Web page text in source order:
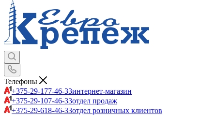
Телефоны
+375-29-177-46-33интернет-магазин
+375-29-107-46-33отдел продаж
+375-29-618-46-33отдел розничных клиентов